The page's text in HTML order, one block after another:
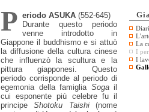
La
I
I
P eriodo ASUKA (552-645)
Durante questo periodo
venne introdotto in
Giappone il buddhismo e si attuò
la diffusione della cultura cinese
che influenzò la scultura e la
pittura giapponesi. Questo
periodo corrisponde al periodo di
egemonia della famiglia Sogail
cui esponente più celebre fu il
principeShotoku Taishi(nome